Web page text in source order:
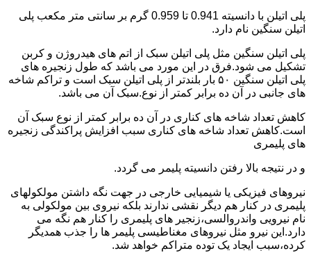
پلی اتیلن با دانسیته 0.941 تا 0.959 گرم بر سانتی متر مکعب پلی
اتیلن سنگین نام دارد.
پلی اتیلن سنگین مثل پلی اتیلن سبک از اتم های هیدروژن و کربن
تشکیل می شود.فرق در این مورد می باشد که طول زنجیره های
پلی اتیلن سنگین ۵۰ بار بلندتر از پلی اتیلن سبک است و تراکم شاخه
های جانبی در آن ده برابر کمتر از نوع.سبک آن می باشد.
کاهش تعداد شاخه های کناری در آن ده برابر کمتر از نوع سبک آن
است.کاهش تعداد شاخه های کناری سبب افزایش پراکندگی زنجیره
های پلیمری
و در نتیجه بالا رفتن دانسیته پلیمر می گردد.
نیروهای فیزیکی یا شیمیایی خارجی در جهت نگه داشتن مولکولهای
پلیمری در کنار هم دیگر نقشی ندارند بلکه نیروی بین مولکولی به
نام نیرویی واندروالسی،زنجیر های پلیمری را کنار هم نگه می
دارد.این نیرو مثل نیروهای مغناطیسی پلیمر ها را جذب همدیگر
کرده،سبب ایجاد یک توده متراکم خواهد شد.